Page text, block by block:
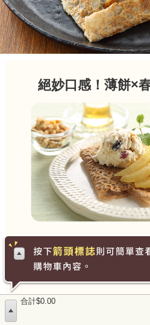
絕妙口感！薄餅×
蕎麥薄餅（法式Galette）採用
與芝士蛋類絕配！外層酥脆，內
合計$0.00